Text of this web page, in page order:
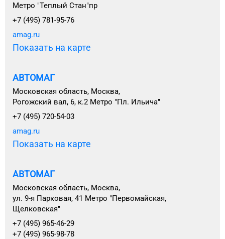
Метро "Теплый Стан"пр
+7 (495) 781-95-76
amag.ru
Показать на карте
АВТОМАГ
Московская область, Москва,
Рогожский вал, 6, к.2 Метро "Пл. Ильича"
+7 (495) 720-54-03
amag.ru
Показать на карте
АВТОМАГ
Московская область, Москва,
ул. 9-я Парковая, 41 Метро "Первомайская,
Щелковская"
+7 (495) 965-46-29
+7 (495) 965-98-78